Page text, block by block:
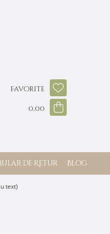
Favorite
0,00
de Retur Blog
text)